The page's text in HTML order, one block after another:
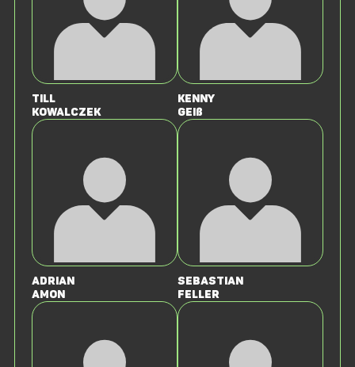
Till
Kowalczek
Kenny
Geiß
Adrian
Amon
Sebastian
Feller